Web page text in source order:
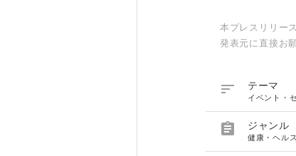
本プレスリリー
発表元に直接お
 テーマ
イベント・
 ジャンル
健康・ヘル